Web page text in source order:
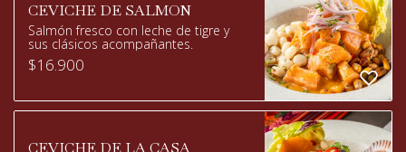
CEVICHE DE SALMON
Salmón fresco con leche de tigre y
sus clásicos acompañantes.
$16.900
CEVICHE DE LA CASA